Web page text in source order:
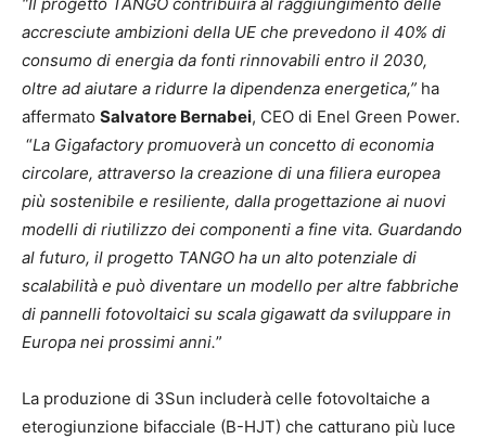
“Il progetto TANGO contribuirà al raggiungimento delle
accresciute ambizioni della UE che prevedono il 40% di
consumo di energia da fonti rinnovabili entro il 2030,
oltre ad aiutare a ridurre la dipendenza energetica,” ha
affermato Salvatore Bernabei, CEO di Enel Green Power.
“La Gigafactory promuoverà un concetto di economia
circolare, attraverso la creazione di una filiera europea
più sostenibile e resiliente, dalla progettazione ai nuovi
modelli di riutilizzo dei componenti a fine vita. Guardando
al futuro, il progetto TANGO ha un alto potenziale di
scalabilità e può diventare un modello per altre fabbriche
di pannelli fotovoltaici su scala gigawatt da sviluppare in
Europa nei prossimi anni.”
La produzione di 3Sun includerà celle fotovoltaiche a
eterogiunzione bifacciale (B-HJT) che catturano più luce